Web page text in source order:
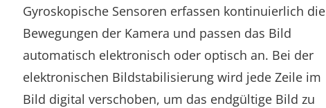
Gyroskopische Sensoren erfassen kontinuierlich die
Bewegungen der Kamera und passen das Bild
automatisch elektronisch oder optisch an. Bei der
elektronischen Bildstabilisierung wird jede Zeile im
Bild digital verschoben, um das endgültige Bild zu